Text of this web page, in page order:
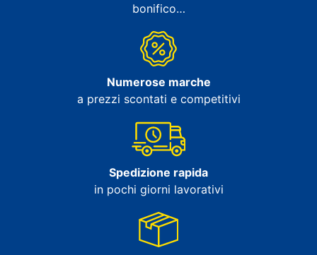
bonifico…
Numerose marche
a prezzi scontati e competitivi
Spedizione rapida
in pochi giorni lavorativi